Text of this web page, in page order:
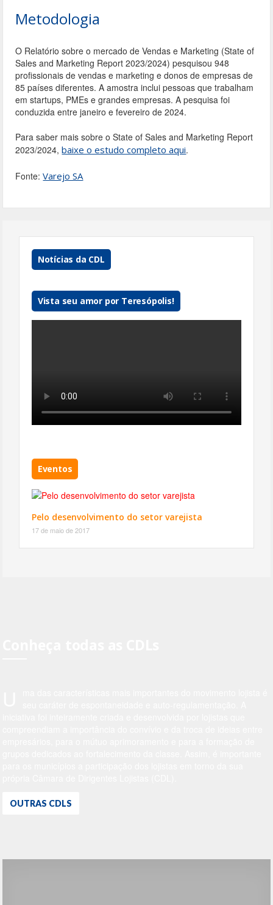
Metodologia
O Relatório sobre o mercado de Vendas e Marketing (State of
Sales and Marketing Report 2023/2024) pesquisou 948
profissionais de vendas e marketing e donos de empresas de
85 países diferentes. A amostra inclui pessoas que trabalham
em startups, PMEs e grandes empresas. A pesquisa foi
conduzida entre janeiro e fevereiro de 2024.
Para saber mais sobre o State of Sales and Marketing Report
2023/2024,baixe o estudo completo aqui.
Fonte:Varejo SA
Notícias da CDL
Vista seu amor por Teresópolis!
Eventos
Pelo desenvolvimento do setor varejista
17 de maio de 2017
OUTRAS CDLS